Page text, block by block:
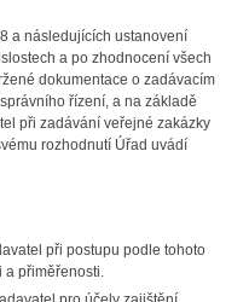
následujících ustanovení
a po zhodnocení všech
dokumentace o zadávacím
řízení, a na základě
při zadávání veřejné zakázky
rozhodnutí Úřad uvádí
při postupu podle tohoto
a přiměřenosti.